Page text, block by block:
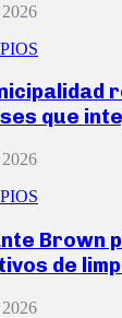
que
Brown
de